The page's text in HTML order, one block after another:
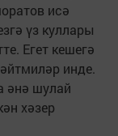
исә
үз куллары
Егет кешегә
инде.
әнә шулай
хәзер